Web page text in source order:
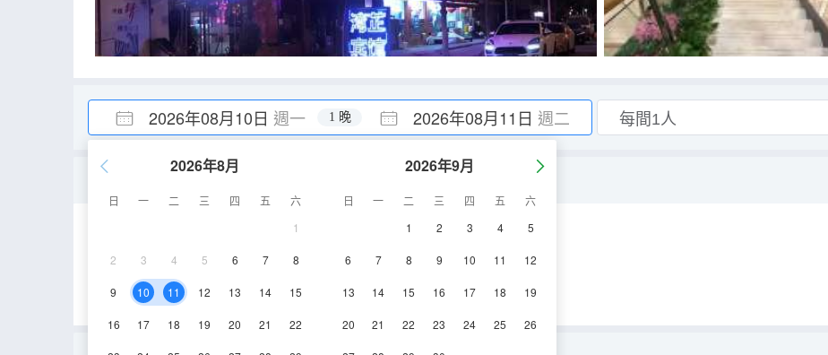
2026年08月10日 週一 2026年08月11日 週二
1 晚
2026年8月
日 一 二 三 四 五
六
1
2 3 4 5 6 7 8
9 10 11 12 13 14 15
16 17 18 19 20 21 22
2026年9月
日 一 二 三 四 五
六
1
2 3 4 5
6 7 8 9 10 11 12
13 14 15 16 17 18 19
20 21 22 23 24 25 26